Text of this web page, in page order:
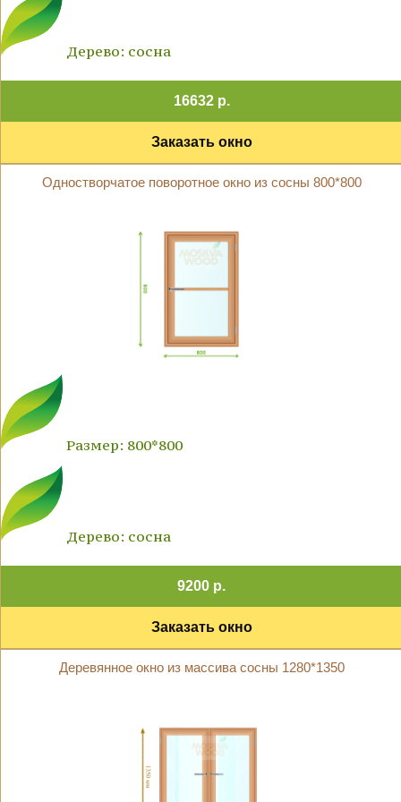
Дерево: сосна
16632 р.
Заказать окно
Одностворчатое поворотное окно из сосны 800*800
Размер: 800*800
Дерево: сосна
9200 р.
Заказать окно
Деревянное окно из массива сосны 1280*1350